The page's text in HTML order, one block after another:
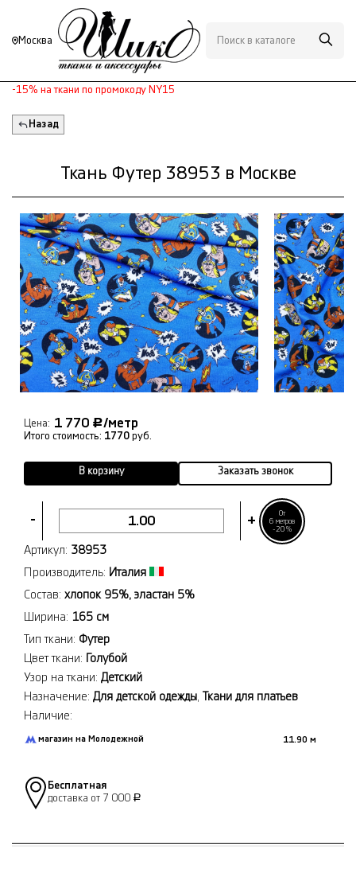
Москва
-15% на ткани по промокоду NY15
Назад
Ткань Футер 38953 в Москве
- +
От
6 метров
-20%
Цена: 1 770 Р/метр
Итого стоимость: 1770 руб.
В корзину Заказать звонок
Артикул: 38953
Производитель: Италия
Состав: хлопок 95%, эластан 5%
Ширина: 165 см
Тип ткани: Футер
Цвет ткани: Голубой
Узор на ткани: Детский
Назначение: Для детской одежды Ткани для платьев
Наличие:
магазин на Молодежной 11.90 м
Бесплатная
доставка от 7 000 Р